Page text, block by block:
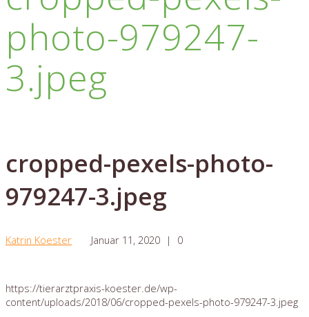
photo-979247-
3.jpeg
cropped-pexels-photo-
979247-3.jpeg
Katrin Koester Januar 11, 2020 | 0
https://tierarztpraxis-koester.de/wp-
content/uploads/2018/06/cropped-pexels-photo-979247-3.jpeg